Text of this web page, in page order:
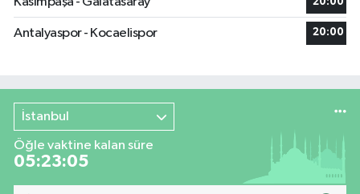
Antalyaspor - Kocaelispor 20:00
İstanbul
Öğle vaktine kalan süre
05:23:05